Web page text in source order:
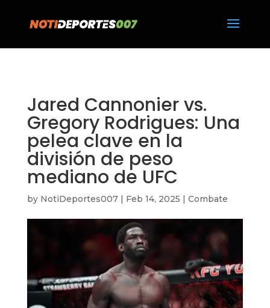
Jared Cannonier vs.
Gregory Rodrigues: Una
pelea clave en la
división de peso
mediano de UFC
by NotiDeportes007| Feb 14, 2025 | Combate